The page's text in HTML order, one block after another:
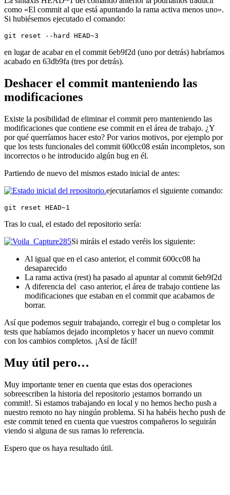
como «El commit al que está apuntando la rama activa menos uno».
Si hubiésemos ejecutado el comando:
git reset --hard HEAD~3
en lugar de acabar en el commit 6eb9f2d (uno por detrás) habríamos
acabado en 63db9fa (tres por detrás).
Deshacer el commit manteniendo las
modificaciones
Existe la posibilidad de eliminar el commit pero manteniendo las
modificaciones que contiene ese commit en el área de trabajo. ¿Y
por qué querríamos hacer esto? Por varios motivos, por ejemplo por
que los tests funcionales del commit 600cc08 están incompletos, son
incorrectos o he introducido algún bug en él.
Partiendo de nuevo del mismos estado inicial de antes:
ejecutaríamos el siguiente comando:
git reset HEAD~1
Tras lo cual, el estado del repositorio sería:
Si miráis el estado veréis los siguiente:
Al igual que en el caso anterior, el commit 600cc08 ha
desaparecido
La rama activa (rest) ha pasado al apuntar al commit 6eb9f2d
A diferencia del caso anterior, el área de trabajo contiene las
modificaciones que estaban en el commit que acabamos de
borrar.
Así que podemos seguir trabajando, corregir el bug o completar los
tests que habíamos dejado incompletos y hacer un nuevo commit
con los cambios completos. ¡Así de fácil!
Muy útil pero…
Muy importante tener en cuenta que estas dos operaciones
sobreescriben la historia del repositorio ¡estamos borrando un
commit!. Si estamos trabajando en local y no hemos hecho push a
nuestro remoto no hay ningún problema. Si ha habéis hecho push de
este commit tened en cuenta que vuestros compañeros lo seguirán
viendo si alguna de sus ramas lo referencia.
Espero que os haya resultado útil.